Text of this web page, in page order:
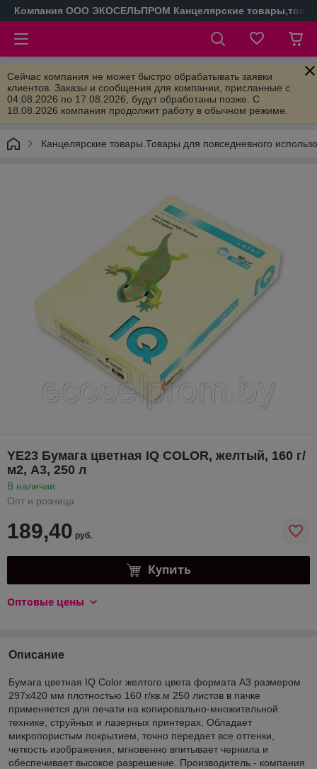
Компания ООО ЭКОСЕЛЬПРОМ Канцелярские
Сейчас компания не может быстро обрабатывать заявки
клиентов. Заказы и сообщения для компании, присланные с
04.08.2026 по 17.08.2026, будут обработаны позже. С
18.08.2026 компания продолжит работу в обычном режиме.
Канцелярские товары.Товары для повседневного
YE23 Бумага цветная IQ COLOR, желтый, 160 г/
м2, А3, 250 л
В наличии
Опт и розница
189,40 руб.
Купить
Оптовые цены
Описание
Бумага цветная IQ Color желтого цвета формата A3 размером
297х420 мм плотностью 160 г/кв.м 250 листов в пачке
применяется для печати на копировально-множительной
технике, струйных и лазерных принтерах. Обладает
микропористым покрытием, точно передает все оттенки,
четкость изображения, мгновенно впитывает чернила и
обеспечивает высокое разрешение. Производитель - компания